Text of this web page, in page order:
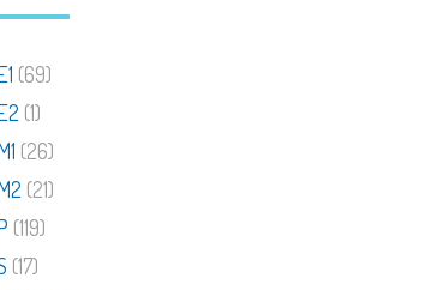
(69)
(1)
(26)
(21)
(119)
(17)